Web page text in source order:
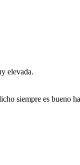
elevada.
siempre es bueno